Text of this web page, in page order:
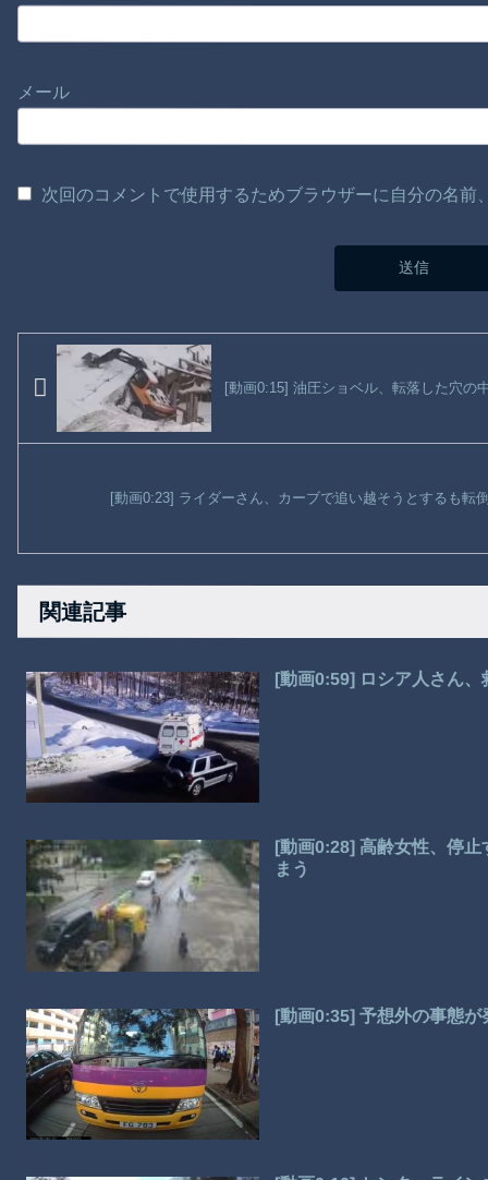
メール
次回のコメントで使用するためブラウザーに自分の名
[動画0:15] 油圧ショベル、転落した穴の
[動画0:23] ライダーさん、カーブで追い越そうとするも転
関連記事
[動画0:59] ロシア人さん
[動画0:28] 高齢女性、停
まう
[動画0:35] 予想外の事態